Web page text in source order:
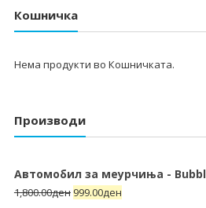
Кошничка
Нема продукти во Кошничката.
Производи
Автомобил за меурчиња -
1,800.00ден 999.00ден